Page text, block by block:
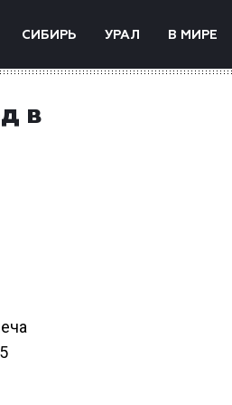
СИБИРЬ УРАЛ В МИРЕ
в